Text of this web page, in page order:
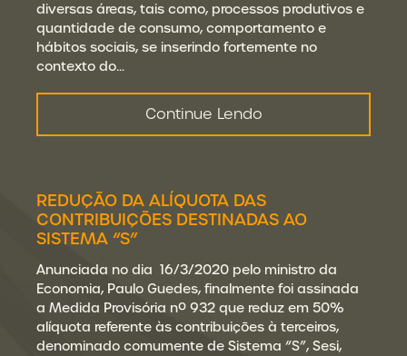
diversas áreas, tais como, processos produtivos e
quantidade de consumo, comportamento e
hábitos sociais, se inserindo fortemente no
contexto do…
Continue Lendo
REDUÇÃO DA ALÍQUOTA DAS
CONTRIBUIÇÕES DESTINADAS AO
SISTEMA “S”
Anunciada no dia 16/3/2020 pelo ministro da
Economia, Paulo Guedes, finalmente foi assinada
a Medida Provisória nº 932 que reduz em 50%
alíquota referente às contribuições à terceiros,
denominado comumente de Sistema “S”, Sesi,